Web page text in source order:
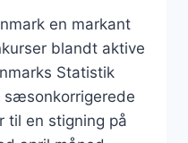
en markant
blandt aktive
Statistik
sæsonkorrigerede
til en stigning på